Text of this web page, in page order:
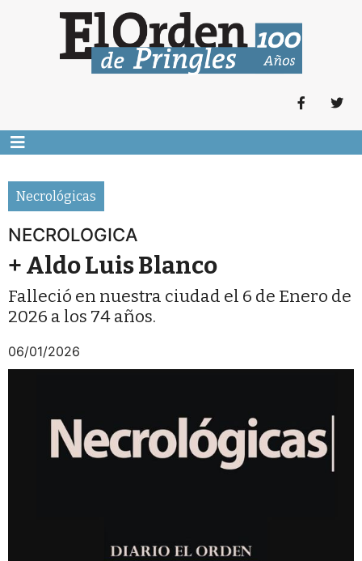
Necrológicas
NECROLOGICA
+ Aldo Luis Blanco
Falleció en nuestra ciudad el 6 de Enero de
2026 a los 74 años.
06/01/2026